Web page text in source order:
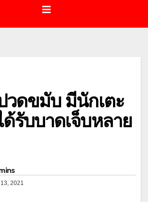
วดขมับ มีนักเตะ
รับบาดเจ็บหลาย
2021